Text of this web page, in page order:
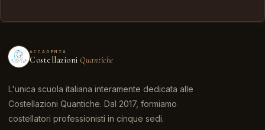
ACCADEMIA
Costellazioni Quantiche
L'unica scuola italiana interamente dedicata alle
Costellazioni Quantiche. Dal 2017, formiamo
costellatori professionisti in cinque sedi.